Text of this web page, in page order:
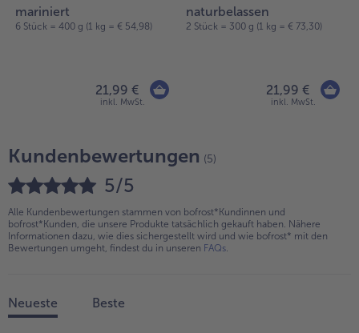
mariniert
6 Stück = 400 g (1 kg = € 54,98)
21,99 €
inkl. MwSt.
naturbelassen
2 Stück = 300 g (1 kg = € 73,30)
21,99 €
inkl. MwSt.
Kundenbewertungen (5)
5/5
Alle Kundenbewertungen stammen von bofrost*Kundinnen und
bofrost*Kunden, die unsere Produkte tatsächlich gekauft haben. Nähere
Informationen dazu, wie dies sichergestellt wird und wie bofrost* mit den
Bewertungen umgeht, findest du in unseren FAQs.
Neueste Beste